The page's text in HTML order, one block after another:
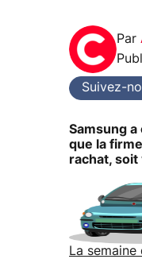
Par
Suivez-
Samsung
que la
rachat, soit
La semaine